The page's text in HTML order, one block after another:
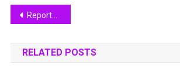
Navegación
de
entradas
Reportan accidente de equipo de futbol de Villa de Álvarez
RELATED POSTS